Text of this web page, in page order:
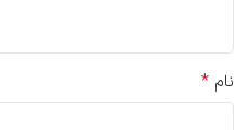
نام *